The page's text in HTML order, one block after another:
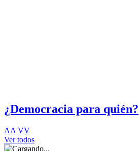
¿Democracia para quién?
AA VV
Ver todos